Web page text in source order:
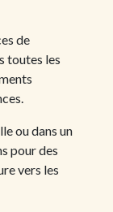
de
toutes les
ou dans un
pour des
vers les